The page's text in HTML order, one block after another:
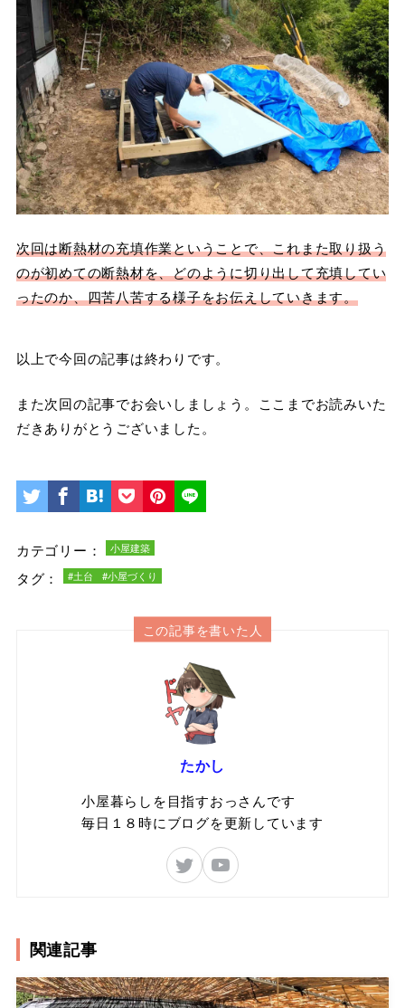
次回は断熱材の充填作業ということで、これまた取り扱う
のが初めての断熱材を、どのように切り出して充填してい
ったのか、四苦八苦する様子をお伝えしていきます。
以上で今回の記事は終わりです。
また次回の記事でお会いしましょう。ここまでお読みいた
だきありがとうございました。
カテゴリー： 小屋建築
タグ： #土台 #小屋づくり
この記事を書いた人
たかし
小屋暮らしを目指すおっさんです
毎日１８時にブログを更新しています
関連記事